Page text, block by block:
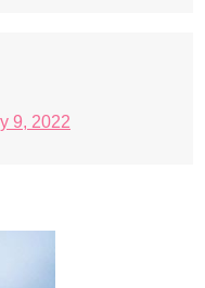
9, 2022